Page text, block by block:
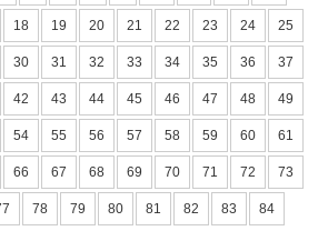
18 19 20 21 22 23 24 25
30 31 32 33 34 35 36 37
42 43 44 45 46 47 48 49
54 55 56 57 58 59 60 61
66 67 68 69 70 71 72 73
78 79 80 81 82 83 84